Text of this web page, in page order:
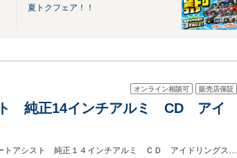
夏トクフェア！！
オンライン相談可 販売店保証
ト 純正14インチアルミ CD アイ
★グループ約３０，０００台の在庫から取り寄せ可能！★スマートアシスト 純正１４インチアルミ ＣＤ アイドリングストップ 横滑り防止装置